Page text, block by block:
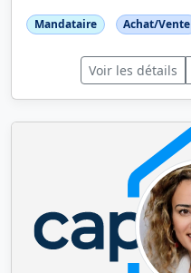
Mandataire Achat/Vente
Voir les détails